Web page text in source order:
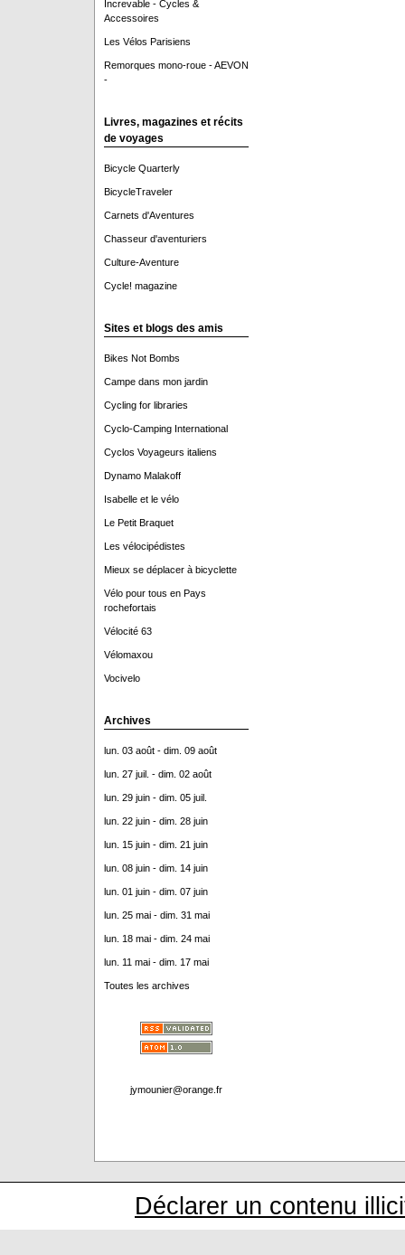
Increvable - Cycles &
Accessoires
Les Vélos Parisiens
Remorques mono-roue - AEVON
-
Livres, magazines et récits
de voyages
Bicycle Quarterly
BicycleTraveler
Carnets d'Aventures
Chasseur d'aventuriers
Culture-Aventure
Cycle! magazine
Sites et blogs des amis
Bikes Not Bombs
Campe dans mon jardin
Cycling for libraries
Cyclo-Camping International
Cyclos Voyageurs italiens
Dynamo Malakoff
Isabelle et le vélo
Le Petit Braquet
Les vélocipédistes
Mieux se déplacer à bicyclette
Vélo pour tous en Pays
rochefortais
Vélocité 63
Vélomaxou
Vocivelo
Archives
lun. 03 août - dim. 09 août
lun. 27 juil. - dim. 02 août
lun. 29 juin - dim. 05 juil.
lun. 22 juin - dim. 28 juin
lun. 15 juin - dim. 21 juin
lun. 08 juin - dim. 14 juin
lun. 01 juin - dim. 07 juin
lun. 25 mai - dim. 31 mai
lun. 18 mai - dim. 24 mai
lun. 11 mai - dim. 17 mai
Toutes les archives
jymounier@orange.fr
Déclarer un contenu